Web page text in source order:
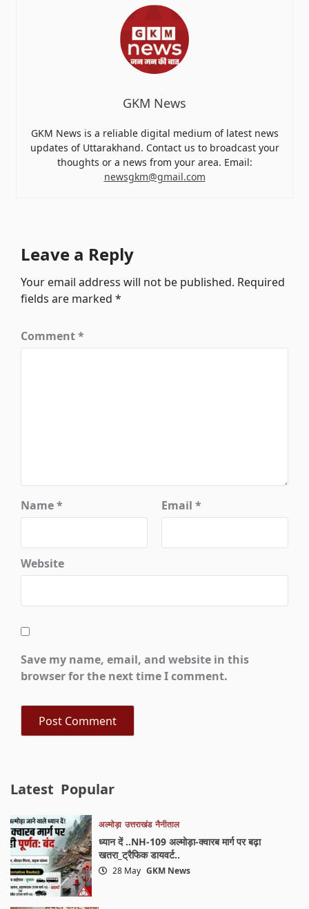
GKM News
GKM News is a reliable digital medium of latest news
updates of Uttarakhand. Contact us to broadcast your
thoughts or a news from your area. Email:
newsgkm@gmail.com
Leave a Reply
Your email address will not be published. Required
fields are marked*
Comment*
Name* Email *
Website
Save my name, email, and website in this
browser for the next time I comment.
Latest Popular
अल्मोड़ा उत्तराखंड नैनीताल
ध्यान दें ..NH-109 अल्मोड़ा-क्वारब मार्ग पर बढ़ा
खतरा_ट्रैफिक डायवर्ट..
28 May GKM News